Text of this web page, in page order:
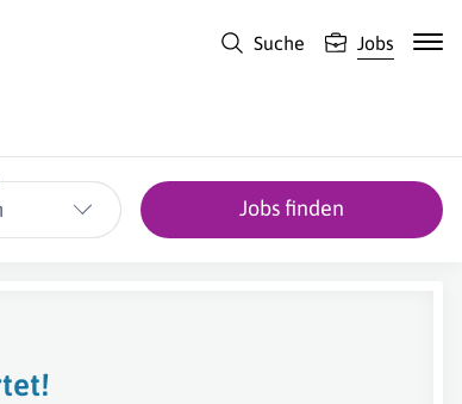
Suche Jobs
Jobs finden